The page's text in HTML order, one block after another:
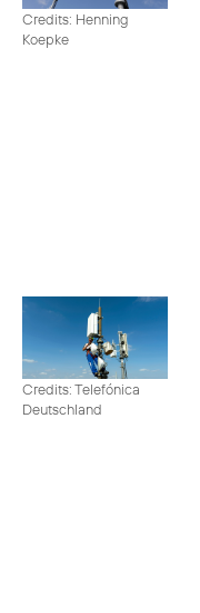
Credits: Henning
Koepke
Credits: Telefónica
Deutschland